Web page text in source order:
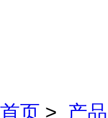
首页 > 产